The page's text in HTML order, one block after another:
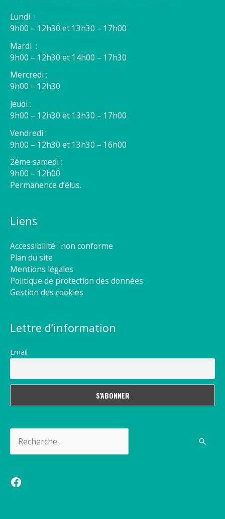
Lundi :
9h00 – 12h30 et 13h30 – 17h00
Mardi :
9h00 – 12h30 et 14h00 – 17h30
Mercredi :
9h00 – 12h30
Jeudi :
9h00 – 12h30 et 13h30 – 17h00
Vendredi :
9h00 – 12h30 et 13h30 – 16h00
2éme samedi :
9h00 – 12h00
Permanence d’élus.
Liens
Accessibilité : non conforme
Plan du site
Mentions légales
Politique de protection des données
Gestion des cookies
Lettre d’information
Email
Facebook